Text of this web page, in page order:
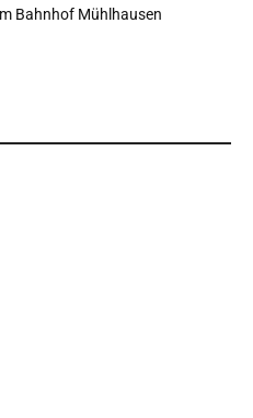
Bahnhof Mühlhausen